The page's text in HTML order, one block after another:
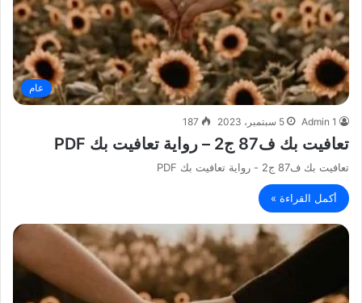
عام
Admin 1 5 سبتمبر، 2023 187
تعافيت بك ف87 ج2 – رواية تعافيت بك PDF
تعافيت بك ف87 ج2 - رواية تعافيت بك PDF
أكمل القراءة »